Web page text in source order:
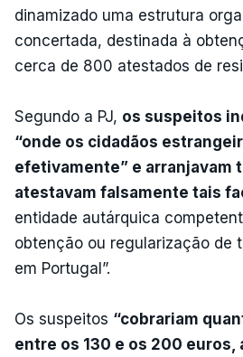
dinamizado uma estrutura
concertada, destinada à
cerca de 800 atestados de
Segundo a PJ, os suspeitos
“onde os cidadãos
efetivamente” e arranjavam
atestavam falsamente tais
entidade autárquica
obtenção ou regularização de
em Portugal”.
Os suspeitos “cobrariam
entre os 130 e os 200